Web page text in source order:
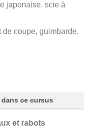
japonaise, scie à
de coupe, guimbarde,
ce cursus
et rabots